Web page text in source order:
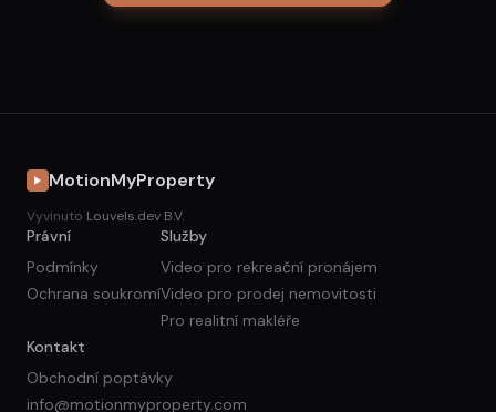
MotionMyProperty
Vyvinuto Louvels.dev B.V.
Právní
Podmínky
Ochrana soukromí
Služby
Video pro rekreační pronájem
Video pro prodej nemovitosti
Pro realitní makléře
Kontakt
Obchodní poptávky
info@motionmyproperty.com